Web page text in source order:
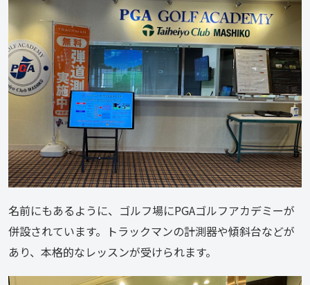
名前にもあるように、ゴルフ場にPGAゴルフアカデミーが
併設されています。トラックマンの計測器や傾斜台などが
あり、本格的なレッスンが受けられます。